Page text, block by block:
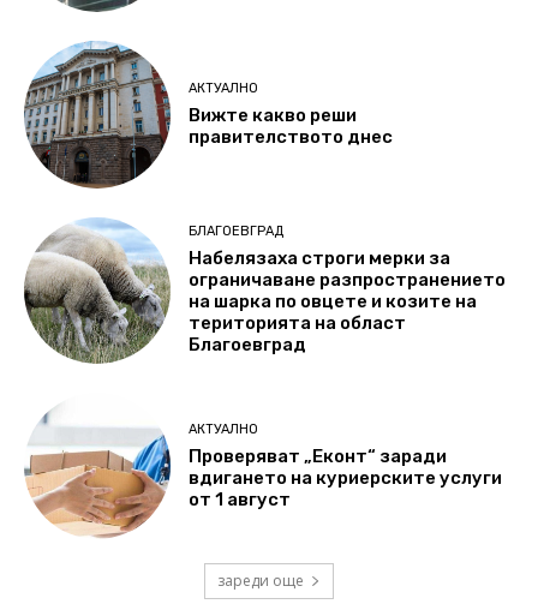
АКТУАЛНО
Вижте какво реши
правителството днес
БЛАГОЕВГРАД
Набелязаха строги мерки за
ограничаване разпространението
на шарка по овцете и козите на
територията на област
Благоевград
АКТУАЛНО
Проверяват „Еконт“ заради
вдигането на куриерските услуги
от 1 август
зареди още